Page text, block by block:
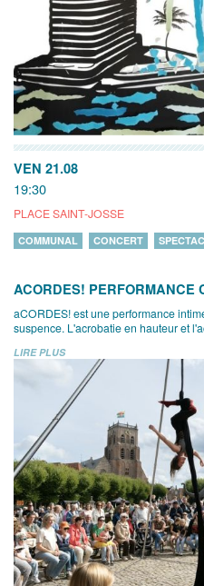
VEN 21.08
19:30
PLACE SAINT-JOSSE
COMMUNAL CONCERT
ACORDES! PERFORMANCE
aCORDES! est une performance
suspence. L'acrobatie en hauteur et
LIRE PLUS